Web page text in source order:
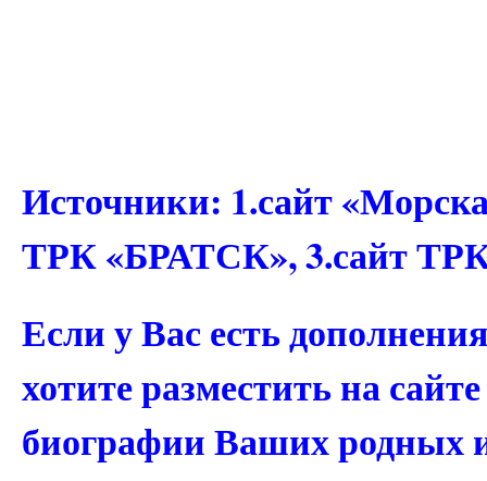
Источники: 1.сайт
ТРК «БРАТСК», 3.сайт
Если у Вас есть
хотите разместить на
биографии Ваших родных